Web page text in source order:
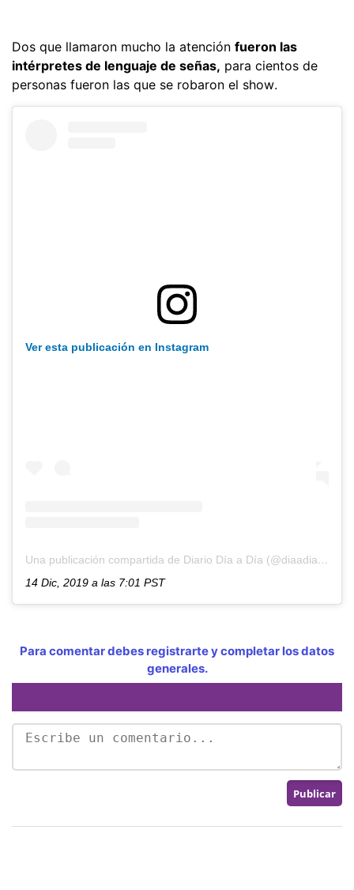
Dos que llamaron mucho la atención fueron las
intérpretes de lenguaje de señas, para cientos de
personas fueron las que se robaron el show.
Ver esta publicación en Instagram
Una publicación compartida de Diario Día a Día (@diaadiapa)
14 Dic, 2019 a las 7:01 PST
Para comentar debes registrarte y completar los datos
generales.